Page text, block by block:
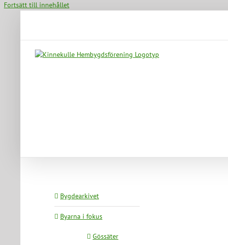
Fortsätt till innehållet
Bygdearkivet
Byarna i fokus
Gössäter